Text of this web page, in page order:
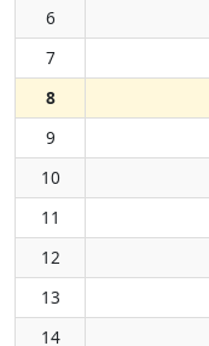
6
7
8
9
10
11
12
13
14